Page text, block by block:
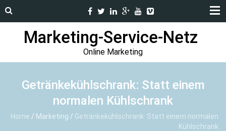
Marketing-Service-Netz
Online Marketing
Getränkekühlschrank: Statt einem
normalen Kühlschrank
Home / Marketing / Getränkekühlschrank: Statt einem normalen
Kühlschrank